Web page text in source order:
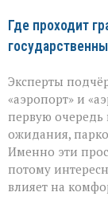
Где проходит
Эксперты
«аэропорт» и
первую очередь
ожидания,
Именно эти
потому
влияет на